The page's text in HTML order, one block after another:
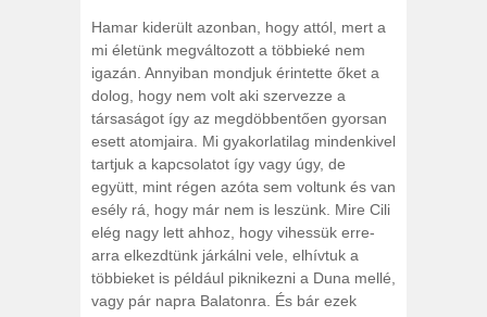
Hamar kiderült azonban, hogy attól, mert a
mi életünk megváltozott a többieké nem
igazán. Annyiban mondjuk érintette őket a
dolog, hogy nem volt aki szervezze a
társaságot így az megdöbbentően gyorsan
esett atomjaira. Mi gyakorlatilag mindenkivel
tartjuk a kapcsolatot így vagy úgy, de
együtt, mint régen azóta sem voltunk és van
esély rá, hogy már nem is leszünk. Mire Cili
elég nagy lett ahhoz, hogy vihessük erre-
arra elkezdtünk járkálni vele, elhívtuk a
többieket is például piknikezni a Duna mellé,
vagy pár napra Balatonra. És bár ezek